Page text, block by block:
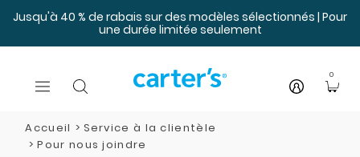
Jusqu'à 40 % de rabais sur des modèles sélectionnés | Pour
une durée limitée seulement
0
Accueil
Service à la clientèle
Pour nous joindre